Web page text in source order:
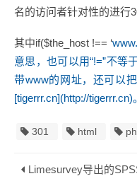
名的访问者针对性的进行
其中if($the_host !== ‘
意思，也可以用“!=”不等
带www的网址，还可以
[tigerrr.cn](http://tigerrr.cn)。
301 html
Limesurvey导出的